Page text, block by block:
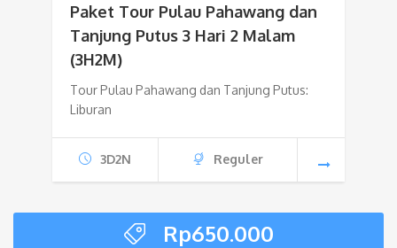
Paket Tour Pulau Pahawang dan
Tanjung Putus 3 Hari 2 Malam
(3H2M)
Tour Pulau Pahawang dan Tanjung Putus:
Liburan
3D2N Reguler
Rp650.000